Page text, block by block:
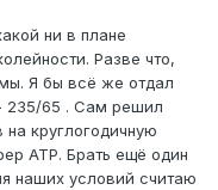
ни в плане
Разве что,
Я бы всё же отдал
235/65 . Сам решил
на круглогодичную
АТР. Брать ещё один
наших условий считаю